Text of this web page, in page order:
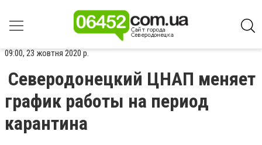
09:00, 23 жовтня 2020 р.
Северодонецкий ЦНАП меняет
график работы на период
карантина